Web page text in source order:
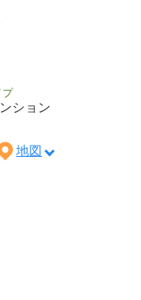
プ
ション
地図